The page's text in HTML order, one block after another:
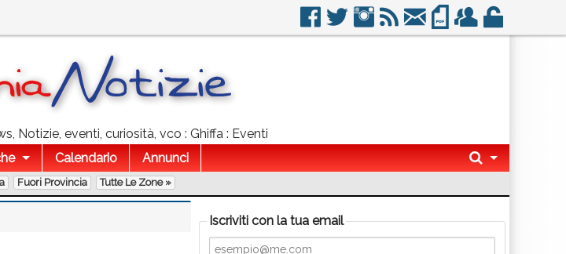
Notizie, eventi, curiosità, vco : Ghiffa : Eventi
Calendario Annunci
Fuori Provincia Tutte Le Zone »
Iscriviti con la tua email